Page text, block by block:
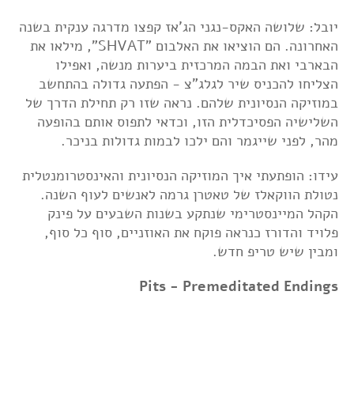
יובל: שלושה האקס-נגני הג'אז קפצו מדרגה ענקית בשנה
האחרונה. הם הוציאו את האלבום "SHVAT", מילאו את
הבארבי ואת הבמה המרכזית ביערות מנשה, ואפילו
הצליחו להכניס שיר לגלג"צ - הפתעה גדולה בהתחשב
במוזיקה הנסיונית שלהם. נראה שזו רק תחילת הדרך של
השלישיה הפסיכדלית הזו, וכדאי לתפוס אותם בהופעה
מהר, לפני שייגמר והם ילכו לבמות גדולות בניכר.
עידו: הופתעתי איך המוזיקה הנסיונית והאינסטרומנטלית
נטולת הווקאלז של טאטרן גרמה לאנשים לעוף השנה.
הקהל המיינסטרימי שנתקע בשנות השבעים על פינק
פלויד והדורז כנראה פוקח את האוזניים, סוף כל סוף,
ומבין שיש טריפ חדש.
Pits - Premeditated Endings